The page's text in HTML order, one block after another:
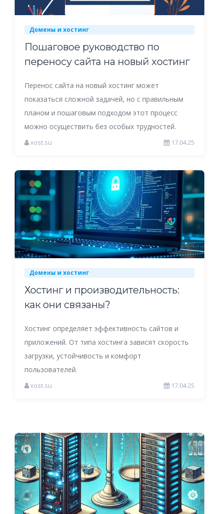
Домены и хостинг
Пошаговое руководство по
переносу сайта на новый хостинг
Перенос сайта на новый хостинг может
показаться сложной задачей, но с правильным
планом и пошаговым подходом этот процесс
можно осуществить без особых трудностей.
xost.su 17.04.25
Домены и хостинг
Хостинг и производительность:
как они связаны?
Хостинг определяет эффективность сайтов и
приложений. От типа хостинга зависят скорость
загрузки, устойчивость и комфорт
пользователей.
xost.su 17.04.25